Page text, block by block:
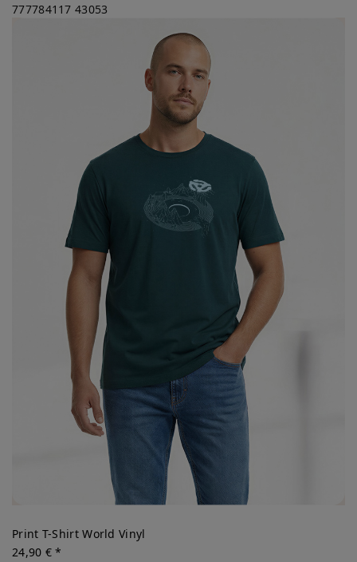
777784117 43053
Print T-Shirt World Vinyl
24,90 € *